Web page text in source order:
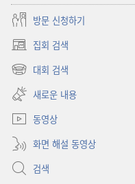
방문 신청하기
집회 검색
(새로운
창
대회 검색
(새로운
창
열기)
새로운 내용
동영상
화면 해설 동영상
검색